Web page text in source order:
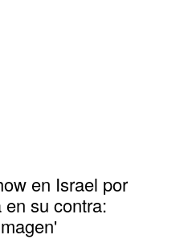
en Israel por
su contra: